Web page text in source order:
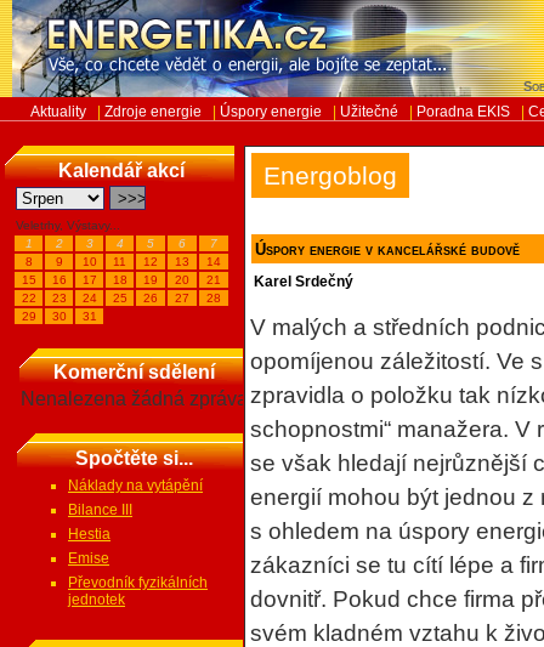
Aktuality Zdroje energie Úspory energie Užitečné Poradna EKIS
Kalendář akcí
Veletrhy, Výstavy...
1
2 3 4 5 6
7
8
9 10 11 12 13
14
15
16 17 18 19 20
21
22
23 24 25 26 27
28
29
30 31
Komerční sdělení
Nenalezena žádná zpráva
Spočtěte si...
Náklady na vytápění
Bilance III
Hestia
Emise
Převodník fyzikálních
jednotek
Energoblog
Úspory energie v kancelářské budově
Karel Srdečný
V malých a středních
opomíjenou záležitostí. Ve
zpravidla o položku tak
schopnostmi“ manažera.
se však hledají nejrůznější
energií mohou být jednou
s ohledem na úspory
zákazníci se tu cítí lépe a
dovnitř. Pokud chce firma
svém kladném vztahu k